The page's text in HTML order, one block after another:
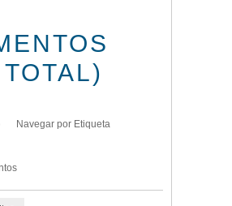
Navegar por Etiqueta